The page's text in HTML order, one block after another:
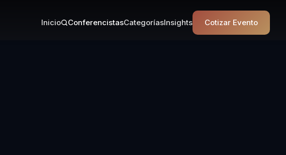
Inicio ConferencistasCategoríasInsights Cotizar Evento
en Liderazgo